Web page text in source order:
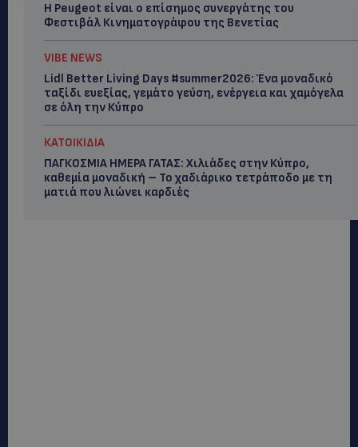
Η Peugeot είναι ο επίσημος συνεργάτης του
Φεστιβάλ Κινηματογράφου της Βενετίας
VIBE NEWS
Lidl Better Living Days #summer2026: Ένα μοναδικό
ταξίδι ευεξίας, γεμάτο γεύση, ενέργεια και χαμόγελα
σε όλη την Κύπρο
ΚΑΤΟΙΚΙΔΙΑ
ΠΑΓΚΟΣΜΙΑ ΗΜΕΡΑ ΓΑΤΑΣ: Χιλιάδες στην Κύπρο,
καθεμία μοναδική – Το χαδιάρικο τετράποδο με τη
ματιά που λιώνει καρδιές